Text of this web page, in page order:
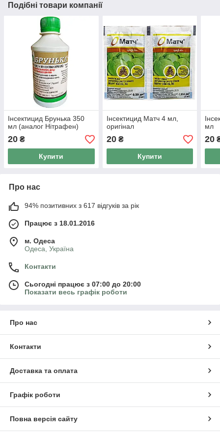
Подібні товари компанії
Інсектицид Брунька 350
мл (аналог Нітрафен)
20 ₴
Купити
Інсектицид Матч 4 мл,
оригінал
20₴
Купити
мл
20
Про нас
94% позитивних з 617 відгуків за рік
Працює з 18.01.2016
м. Одеса
Одеса, Україна
Контакти
Сьогодні працює з 07:00 до 20:00
Показати весь графік роботи
Про нас
Контакти
Доставка та оплата
Графік роботи
Повна версія сайту